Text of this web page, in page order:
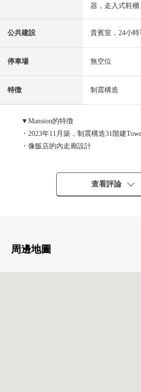
器，走入式鞋
公共建設 貴賓室，24小
停車場 無空位
特徴 制震構造
▼Mansion的特徴
・2023年11月築，制震構造31階建
・像飯店的內走廊設計
・高效率煤氣熱水供應器"節能瓦斯熱
・在各層垃圾站有(利用可24小時)
・屋頂Terrace或者Fitness Room等的共
▼房間的特徴、設備
查看評論
周邊地圖